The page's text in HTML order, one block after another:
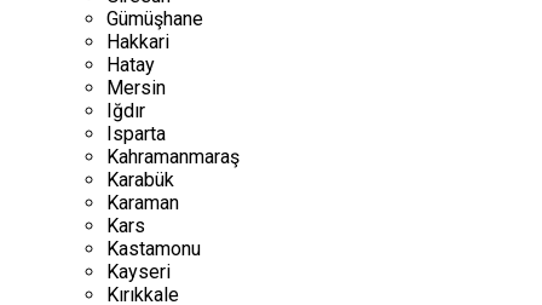
Gümüşhane
Hakkari
Hatay
Mersin
Iğdır
Isparta
Kahramanmaraş
Karabük
Karaman
Kars
Kastamonu
Kayseri
Kırıkkale